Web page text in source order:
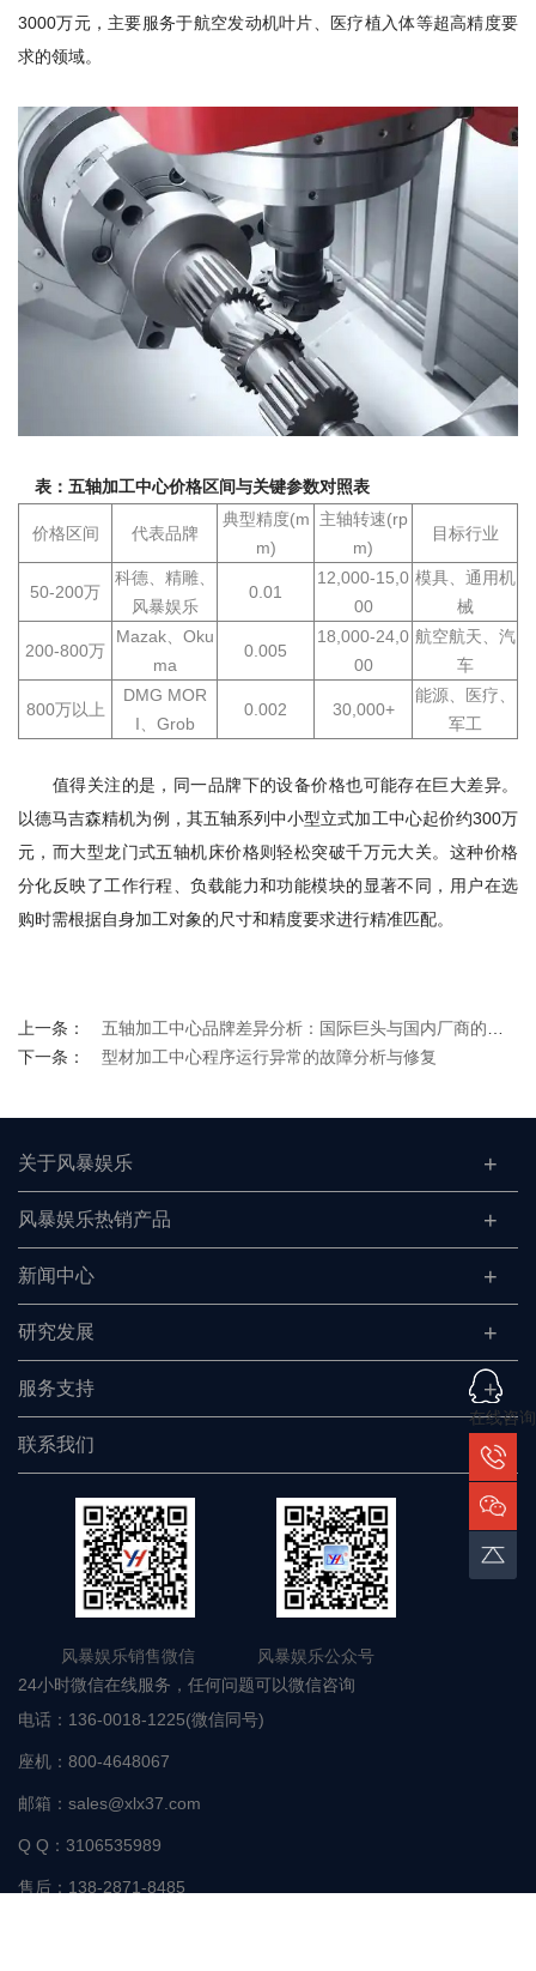
3000万元，主要服务于航空发动机叶片、医疗植入体等超高精度要
求的领域。
表：五轴加工中心价格区间与关键参数对照表
价格区间 代表品牌
典型精度(m
m)
主轴转速(rp
m)
目标行业
50-200万
科德、精雕、
风暴娱乐
0.01
12,000-15,0
00
模具、通用机
械
200-800万
Mazak、Oku
ma
0.005
18,000-24,0
00
航空航天、汽
车
800万以上
DMG MOR
I、Grob
0.002 30,000+
能源、医疗、
军工
值得关注的是，同一品牌下的设备价格也可能存在巨大差异。
以德马吉森精机为例，其五轴系列中小型立式加工中心起价约300万
元，而大型龙门式五轴机床价格则轻松突破千万元大关。这种价格
分化反映了工作行程、负载能力和功能模块的显著不同，用户在选
购时需根据自身加工对象的尺寸和精度要求进行精准匹配。
上一条：
五轴加工中心品牌差异分析：国际巨头与国内厂商的价格梯度
下一条：
型材加工中心程序运行异常的故障分析与修复
关于风暴娱乐
风暴娱乐热销产品
新闻中心
研究发展
服务支持
联系我们
风暴娱乐销售微信 风暴娱乐公众号
24小时微信在线服务，任何问题可以微信咨询
电话： 136-0018-1225(微信同号)
座机： 800-4648067
邮箱： sales@xlx37.com
Q Q： 3106535989
售后： 138-2871-8485
在线咨询